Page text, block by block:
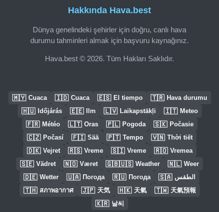
Hakkında Hava.best
Dünya genelindeki şehirler için doğru, canlı hava
durumu tahminleri almak için başvuru kaynağınız.
Hava.best © 2026. Tüm Hakları Saklıdır.
🇲🇾 Cuaca 🇮🇩 Cuaca 🇪🇸 El tiempo 🇹🇷 Hava durumu
🇭🇺 Időjárás 🇪🇪 Ilm 🇱🇻 Laikapstākļi 🇮🇹 Meteo
🇫🇷 Météo 🇱🇹 Oras 🇵🇱 Pogoda 🇸🇰 Počasie
🇨🇿 Počasí 🇫🇮 Sää 🇵🇹 Tempo 🇻🇳 Thời tiết
🇩🇰 Vejret 🇷🇸 Vreme 🇸🇮 Vreme 🇷🇴 Vremea
🇸🇪 Vädret 🇳🇴 Været 🇬🇧🇺🇸 Weather 🇳🇱 Weer
🇩🇪 Wetter 🇺🇦 Погода 🇷🇺 Погода 🇸🇦 الطقس
🇹🇭 สภาพอากาศ 🇯🇵 天気 🇭🇰 天氣 🇹🇼 天氣預報
🇰🇷 날씨